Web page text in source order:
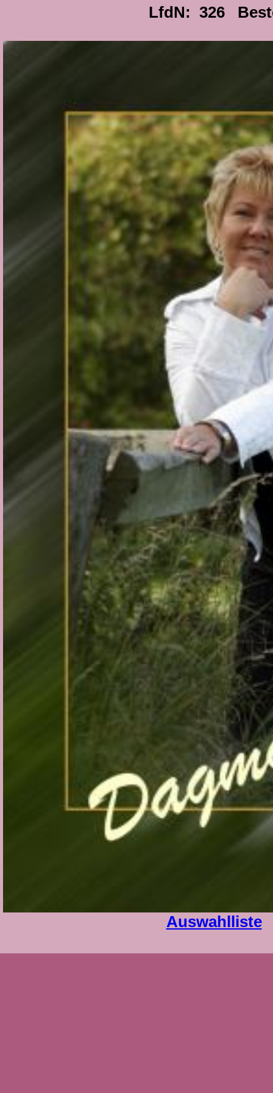
LfdN: 326
Auswahlliste